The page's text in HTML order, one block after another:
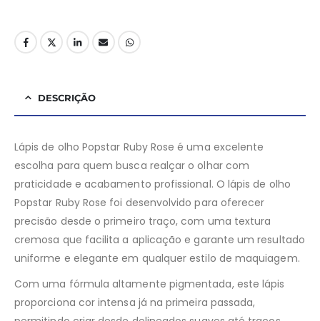
DESCRIÇÃO
Lápis de olho Popstar Ruby Rose é uma excelente
escolha para quem busca realçar o olhar com
praticidade e acabamento profissional. O lápis de olho
Popstar Ruby Rose foi desenvolvido para oferecer
precisão desde o primeiro traço, com uma textura
cremosa que facilita a aplicação e garante um resultado
uniforme e elegante em qualquer estilo de maquiagem.
Com uma fórmula altamente pigmentada, este lápis
proporciona cor intensa já na primeira passada,